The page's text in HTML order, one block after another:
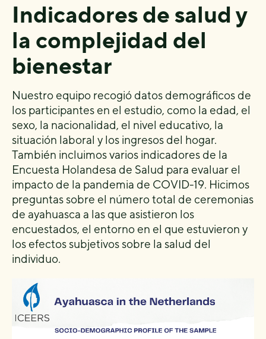
Indicadores de salud y
la complejidad del
bienestar
Nuestro equipo recogió datos demográficos de
los participantes en el estudio, como la edad, el
sexo, la nacionalidad, el nivel educativo, la
situación laboral y los ingresos del hogar.
También incluimos varios indicadores de la
Encuesta Holandesa de Salud para evaluar el
impacto de la pandemia de COVID-19. Hicimos
preguntas sobre el número total de ceremonias
de ayahuasca a las que asistieron los
encuestados, el entorno en el que estuvieron y
los efectos subjetivos sobre la salud del
individuo.